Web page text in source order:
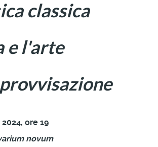
classica
e l'arte
ore 19
novum